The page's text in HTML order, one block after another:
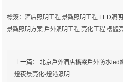
標簽：酒店照明工程 景觀照明工程 LED照
景觀照明方案 戶外照明工程 亮化工程 樓體
上一篇：北京戶外酒店橋梁戶外防水
燈夜景亮化-燈港照明